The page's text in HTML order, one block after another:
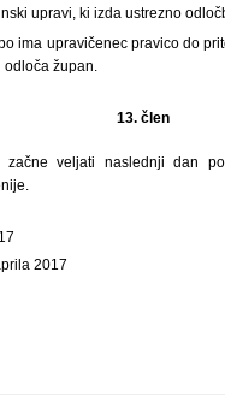
upravi, ki izda ustrezno
ima upravičenec pravico do
odloča župan.
13. člen
začne veljati naslednji dan
2017